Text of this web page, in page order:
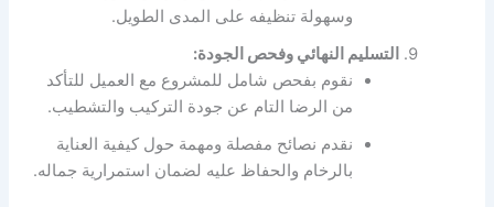
وسهولة تنظيفه على المدى الطويل.
التسليم النهائي وفحص الجودة:
نقوم بفحص شامل للمشروع مع العميل للتأكد
من الرضا التام عن جودة التركيب والتشطيب.
نقدم نصائح مفصلة ومهمة حول كيفية العناية
بالرخام والحفاظ عليه لضمان استمرارية جماله.